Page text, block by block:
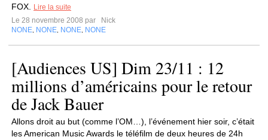
FOX.
Lire la suite
Le 28 novembre 2008 par
Nick
NONE NONE NONE NONE
[Audiences US] Dim 23/11 : 12
millions d’américains pour le retour
de Jack Bauer
Allons droit au but (comme l’OM…), l’événement hier soir, c’était
les American Music Awards le téléfilm de deux heures de 24h